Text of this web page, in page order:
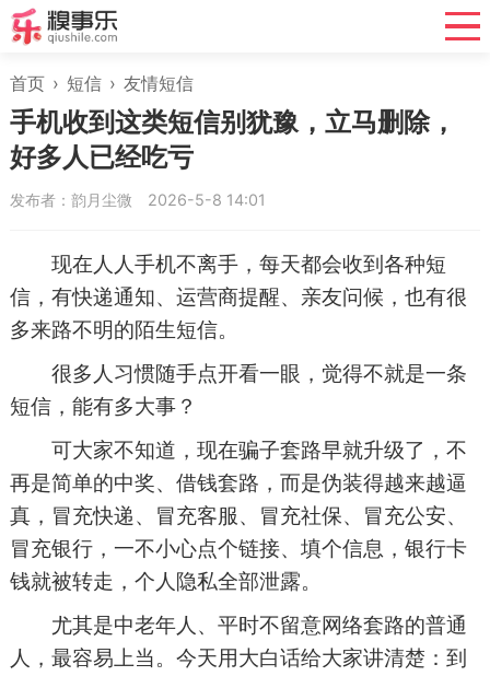
首页 › 短信 › 友情短信
手机收到这类短信别犹豫，立马删除，
好多人已经吃亏
发布者：韵月尘微 2026-5-8 14:01
现在人人手机不离手，每天都会收到各种短
信，有快递通知、运营商提醒、亲友问候，也有很
多来路不明的陌生短信。
很多人习惯随手点开看一眼，觉得不就是一条
短信，能有多大事？
可大家不知道，现在骗子套路早就升级了，不
再是简单的中奖、借钱套路，而是伪装得越来越逼
真，冒充快递、冒充客服、冒充社保、冒充公安、
冒充银行，一不小心点个链接、填个信息，银行卡
钱就被转走，个人隐私全部泄露。
尤其是中老年人、平时不留意网络套路的普通
人，最容易上当。今天用大白话给大家讲清楚：到